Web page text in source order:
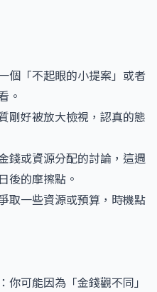
個「不起眼的小提案」或者
。
剛好被放大檢視，認真的態
錢或資源分配的討論，這週
後的摩擦點。
取一些資源或預算，時機點
可能因為「金錢觀不同」